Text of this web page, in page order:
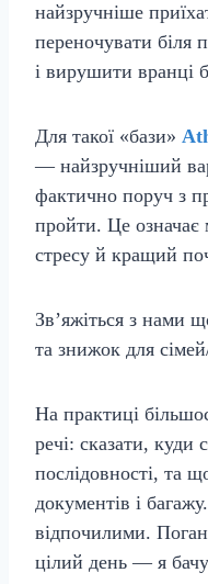
найзручніше
переночувати біля
і вирушити вранці
Для такої «бази»
— найзручніший
фактично поруч з
пройти. Це
стресу й кращий
Зв’яжіться з нами
та знижок для
На практиці
речі: сказати, куди
послідовності, та
документів і
відпочилими.
цілий день — я